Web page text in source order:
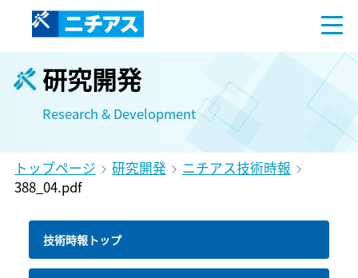
研究開発
Research & Development
トップページ 研究開発
ニチアス技術時報
388_04.pdf
技術時報トップ